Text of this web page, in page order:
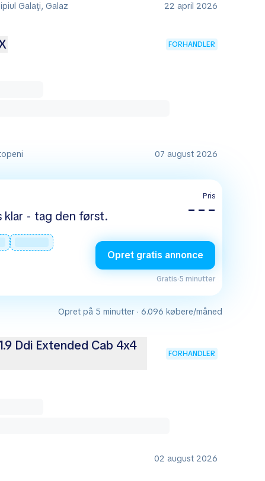
Galaţi, Galaz
22 april 2026
FORHANDLER
07 august 2026
klar - tag den først.
Pris
– – –
Opret gratis annonce
Gratis·5 minutter
Opret på 5 minutter · 6.096 købere/måned
Ddi Extended Cab 4x4
FORHANDLER
02 august 2026